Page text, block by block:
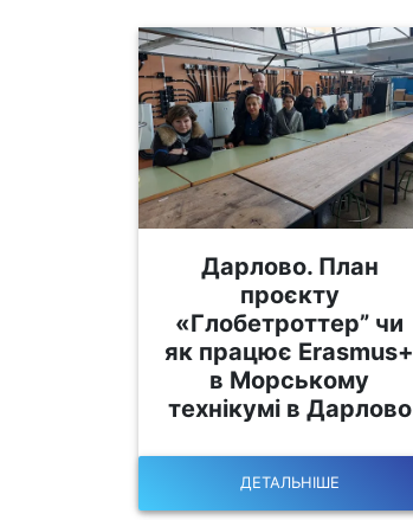
Дарлово. План
проєкту
«Глобетроттер” чи
як працює Erasmus+
в Морському
технікумі в Дарлово
ДЕТАЛЬНІШЕ